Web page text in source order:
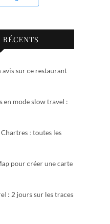
sur ce restaurant
en mode slow travel :
: toutes les
pour créer une carte
: 2 jours sur les traces